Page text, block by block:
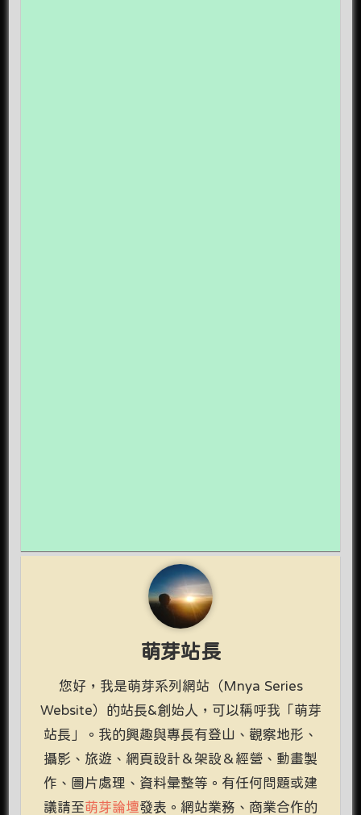
萌芽站長
您好，我是萌芽系列網站（Mnya Series
Website）的站長&創始人，可以稱呼我「萌芽
站長」。我的興趣與專長有登山、觀察地形、
攝影、旅遊、網頁設計＆架設＆經營、動畫製
作、圖片處理、資料彙整等。有任何問題或建
議請至萌芽論壇發表。網站業務、商業合作的